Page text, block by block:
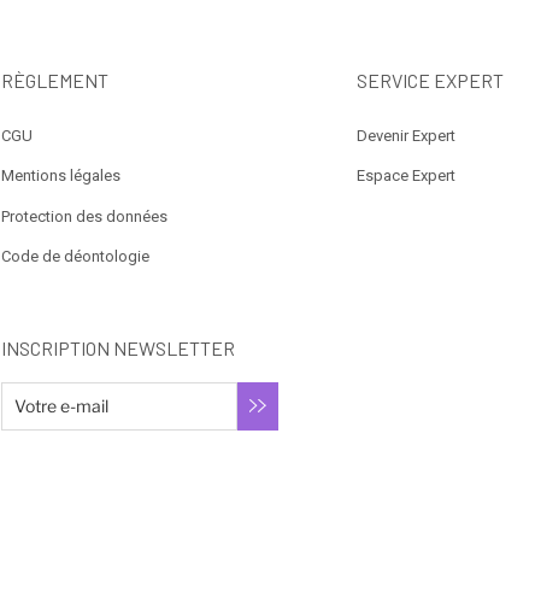
RÈGLEMENT
CGU
Mentions légales
Protection des données
Code de déontologie
INSCRIPTION NEWSLETTER
SERVICE EXPERT
Devenir Expert
Espace Expert